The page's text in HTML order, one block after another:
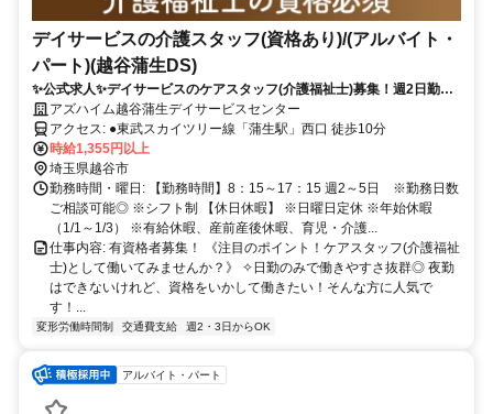
デイサービスの介護スタッフ(資格あり)/(アルバイト・
パート)(越谷蒲生DS)
✨公式求人✨デイサービスのケアスタッフ(介護福祉士)募集！週2日勤務
から相談可◎幅広い年代のスタッフ活躍！
アズハイム越谷蒲生デイサービスセンター
アクセス: ●東武スカイツリー線「蒲生駅」西口 徒歩10分
時給1,355円以上
埼玉県越谷市
勤務時間・曜日: 【勤務時間】8：15～17：15 週2～5日 ※勤務日数
ご相談可能◎ ※シフト制 【休日休暇】 ※日曜日定休 ※年始休暇
（1/1～1/3） ※有給休暇、産前産後休暇、育児・介護...
仕事内容: 有資格者募集！ 《注目のポイント！ケアスタッフ(介護福祉
士)として働いてみませんか？》 ✧日勤のみで働きやすさ抜群◎ 夜勤
はできないけれど、資格をいかして働きたい！そんな方に人気で
す！...
変形労働時間制 交通費支給 週2・3日からOK
アルバイト・パート